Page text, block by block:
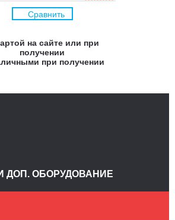
Сравнить
ДОП. ОБОРУДОВАНИЕ